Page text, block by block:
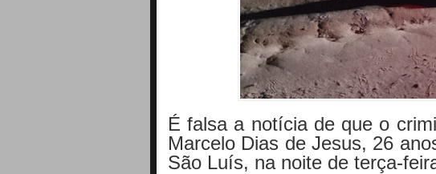
É falsa a notícia de que o
Marcelo Dias de Jesus, 26
São Luís, na noite de terça-